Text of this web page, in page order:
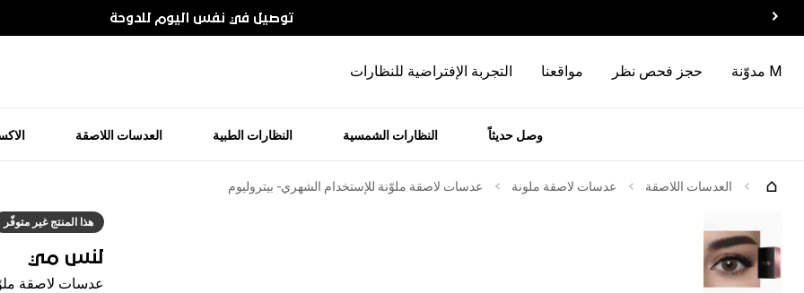
توصيل في نفس اليوم للدوحة
M مدوّنة حجز فحص نظر مواقعنا التجربة الإفتراضية للنظارات
وصل حديثاً النظارات الشمسية النظارات الطبية العدسات اللاصقة
العدسات اللاصقة عدسات لاصقة ملونة عدسات لاصقة ملوّنة للإستخدام الشهري - بيتروليوم
هذا المنتج غير متوفّر
لنس مي
عدسات لاصقة